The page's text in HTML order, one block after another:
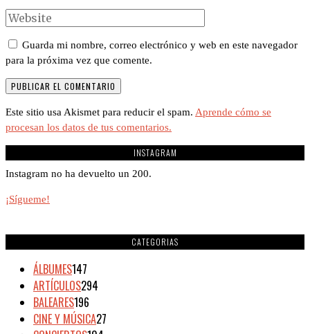
Guarda mi nombre, correo electrónico y web en este navegador
para la próxima vez que comente.
Este sitio usa Akismet para reducir el spam. Aprende cómo se
procesan los datos de tus comentarios.
INSTAGRAM
Instagram no ha devuelto un 200.
¡Sígueme!
CATEGORIAS
ÁLBUMES147
ARTÍCULOS294
BALEARES196
CINE Y MÚSICA27